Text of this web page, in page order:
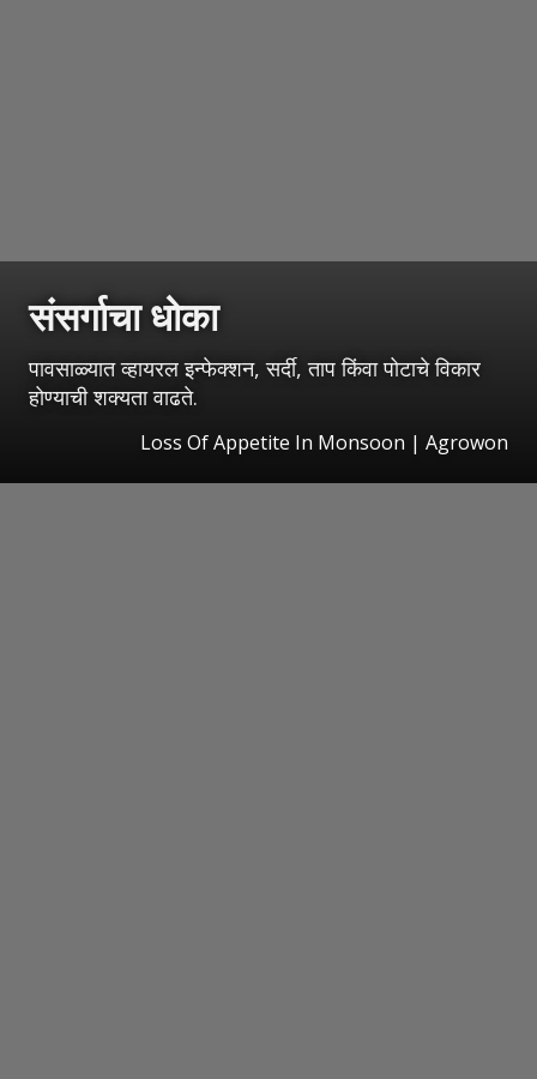
संसर्गाचा धोका
पावसाळ्यात व्हायरल इन्फेक्शन, सर्दी, ताप किंवा पोटाचे विकार
होण्याची शक्यता वाढते.
Loss Of Appetite In Monsoon | Agrowon